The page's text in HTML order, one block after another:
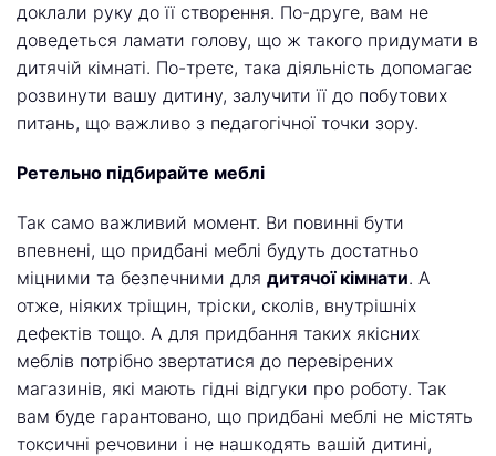
доклали руку до її створення. По-друге, вам не
доведеться ламати голову, що ж такого придумати в
дитячій кімнаті. По-третє, така діяльність допомагає
розвинути вашу дитину, залучити її до побутових
питань, що важливо з педагогічної точки зору.
Ретельно підбирайте меблі
Так само важливий момент. Ви повинні бути
впевнені, що придбані меблі будуть достатньо
міцними та безпечними для дитячої кімнати. А
отже, ніяких тріщин, тріски, сколів, внутрішніх
дефектів тощо. А для придбання таких якісних
меблів потрібно звертатися до перевірених
магазинів, які мають гідні відгуки про роботу. Так
вам буде гарантовано, що придбані меблі не містять
токсичні речовини і не нашкодять вашій дитині,